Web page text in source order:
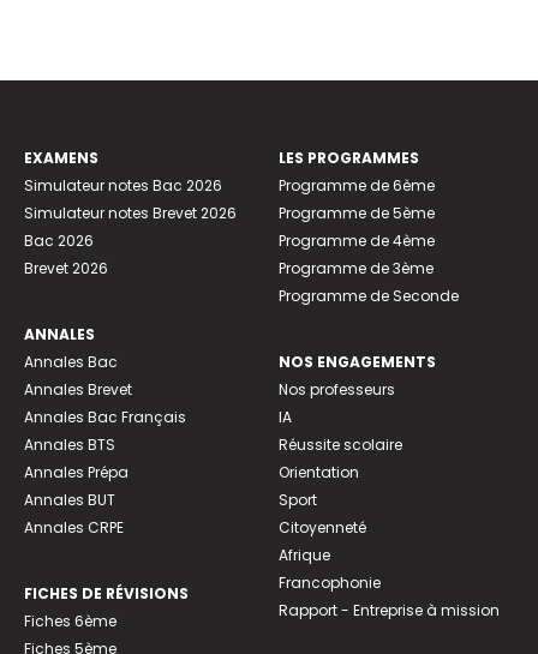
EXAMENS
Simulateur notes Bac 2026
Simulateur notes Brevet 2026
Bac 2026
Brevet 2026
ANNALES
Annales Bac
Annales Brevet
Annales Bac Français
Annales BTS
Annales Prépa
Annales BUT
Annales CRPE
FICHES DE RÉVISIONS
Fiches 6ème
Fiches 5ème
LES PROGRAMMES
Programme de 6ème
Programme de 5ème
Programme de 4ème
Programme de 3ème
Programme de Seconde
NOS ENGAGEMENTS
Nos professeurs
IA
Réussite scolaire
Orientation
Sport
Citoyenneté
Afrique
Francophonie
Rapport - Entreprise à mission